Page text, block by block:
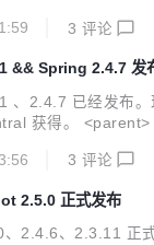
artifactId>
3 评论
&& Spring 2.4.7 发
、2.4.7 已经发布。
获得。
2.5.0 后收
3 评论
2.5.0 正式发布
2.4.6、2.3.11 正